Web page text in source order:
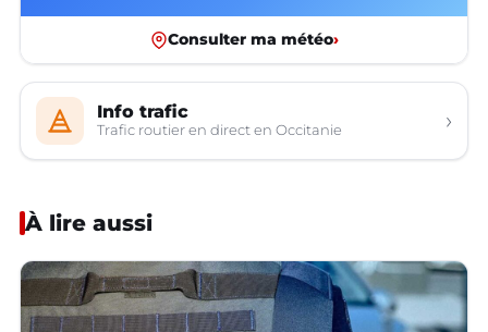
Consulter ma météo›
Info trafic
Trafic routier en direct en Occitanie ›
À lire aussi